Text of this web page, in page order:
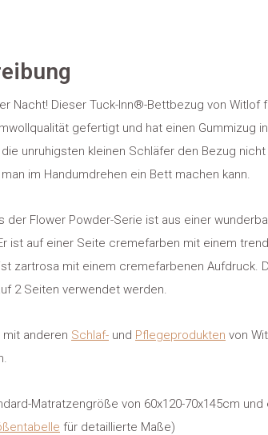
Nacht! Dieser Tuck-Inn®-Bettbezug von Witlof
gefertigt und hat einen Gummizug
unruhigsten kleinen Schläfer den Bezug
im Handumdrehen ein Bett machen kann.
der Flower Powder-Serie ist aus einer
ist auf einer Seite cremefarben mit einem
zartrosa mit einem cremefarbenen Aufdruck.
2 Seiten verwendet werden.
anderen Schlaf- und Pflegeprodukten von
Matratzengröße von 60x120-70x145cm
für detaillierte Maße)